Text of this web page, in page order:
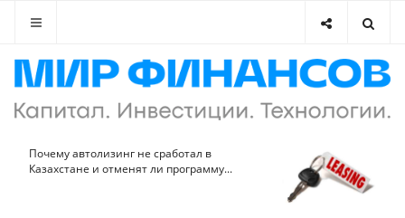
Почему автолизинг не сработал в
Казахстане и отменят ли программу...